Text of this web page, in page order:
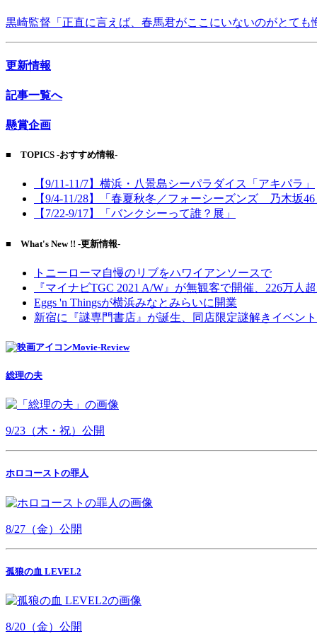
黒崎監督「正直に言えば、春馬君がここにいないのがとても
更新情報
記事一覧へ
懸賞企画
■ TOPICS -おすすめ情報-
【9/11-11/7】横浜・八景島シーパラダイス「アキパラ」
【9/4-11/28】「春夏秋冬／フォーシーズンズ 乃木坂46
【7/22-9/17】「バンクシーって誰？展」
■ What's New !! -更新情報-
トニーローマ自慢のリブをハワイアンソースで
『マイナビTGC 2021 A/W』が無観客で開催、226万人
Eggs 'n Thingsが横浜みなとみらいに開業
新宿に『謎専門書店』が誕生、同店限定謎解きイベン
Movie-Review
総理の夫
9/23（木・祝）公開
ホロコーストの罪人
8/27（金）公開
孤狼の血 LEVEL2
8/20（金）公開